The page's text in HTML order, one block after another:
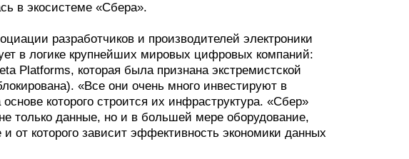
в экосистеме «Сбера».
разработчиков и производителей электроники
в логике крупнейших мировых цифровых компаний:
Platforms, которая была признана экстремистской
«Все они очень много инвестируют в
которого строится их инфраструктура. «Сбер»
только данные, но и в большей мере оборудование,
от которого зависит эффективность экономики данных